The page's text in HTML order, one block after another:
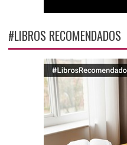
#LIBROS RECOMENDADOS